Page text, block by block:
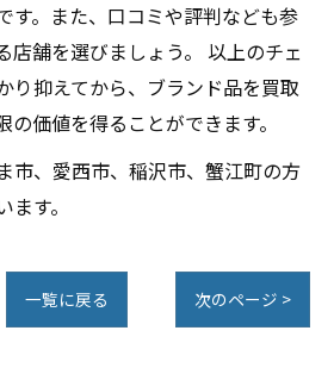
す。また、口コミや評判なども参
店舗を選びましょう。 以上のチェ
り抑えてから、ブランド品を買取
の価値を得ることができます。
市、愛西市、稲沢市、蟹江町の方
す。
一覧に戻る 次のページ >